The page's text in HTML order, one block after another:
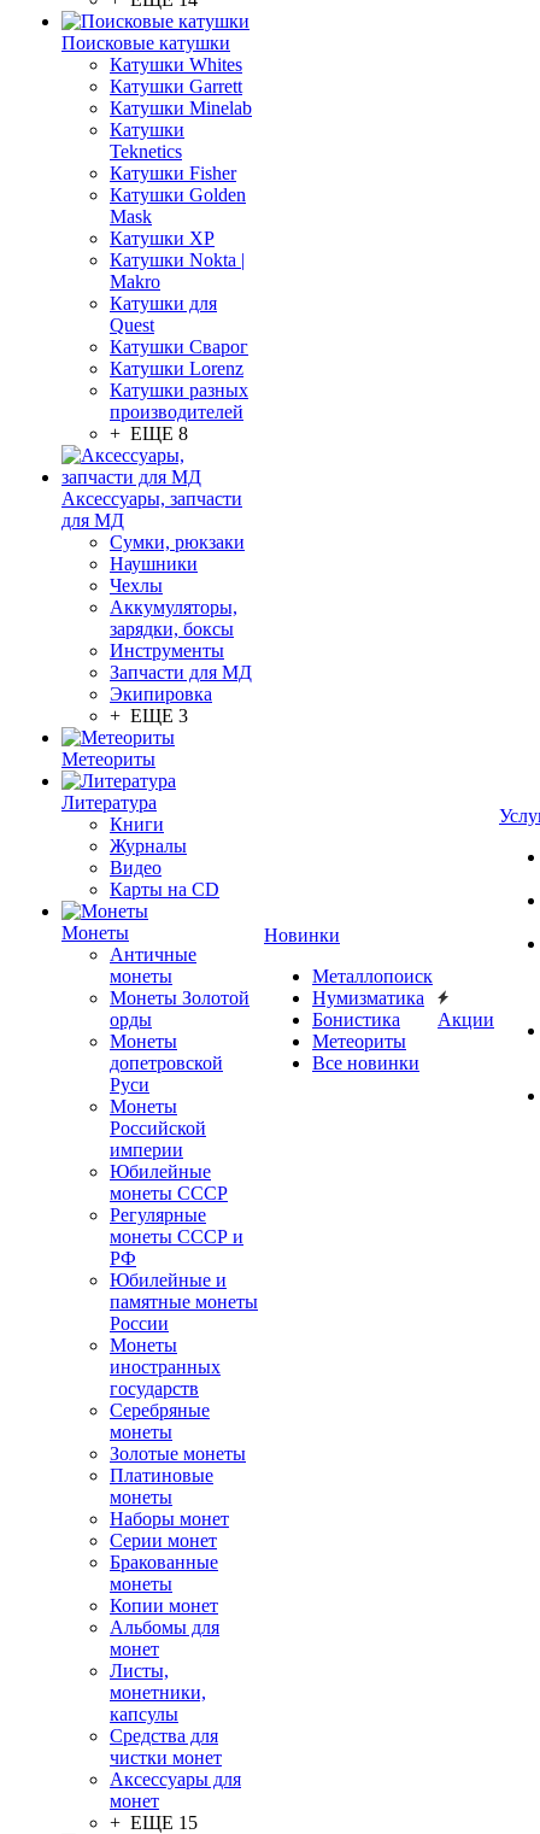
Поисковые катушки
Катушки Whites
Катушки Garrett
Катушки Minelab
Катушки
Teknetics
Катушки Fisher
Катушки Golden
Mask
Катушки XP
Катушки Nokta |
Makro
Катушки для
Quest
Катушки Сварог
Катушки Lorenz
Катушки разных
производителей
+ ЕЩЕ 8
Аксессуары, запчасти
для МД
Сумки, рюкзаки
Наушники
Чехлы
Аккумуляторы,
зарядки, боксы
Инструменты
Запчасти для МД
Экипировка
+ ЕЩЕ 3
Метеориты
Литература
Книги
Журналы
Видео
Карты на CD
Монеты
Античные
монеты
Монеты Золотой
орды
Монеты
допетровской
Руси
Монеты
Российской
империи
Юбилейные
монеты СССР
Регулярные
монеты СССР и
РФ
Юбилейные и
памятные монеты
России
Монеты
иностранных
государств
Серебряные
монеты
Золотые монеты
Платиновые
монеты
Наборы монет
Серии монет
Бракованные
монеты
Копии монет
Альбомы для
монет
Листы,
монетники,
капсулы
Средства для
чистки монет
Аксессуары для
монет
+ ЕЩЕ 15
Новинки
Металлопоиск
Нумизматика
Бонистика
Метеориты
Все новинки
Акции